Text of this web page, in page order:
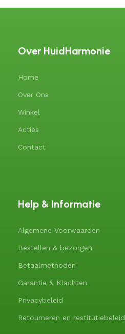
Over HuidHarmonie
Home
Over Ons
Winkel
Acties
Contact
Help & Informatie
Algemene Voorwaarden
Bestellen & bezorgen
Betaalmethoden
Garantie & Klachten
Privacybeleid
Retourneren en restitutiebeleid